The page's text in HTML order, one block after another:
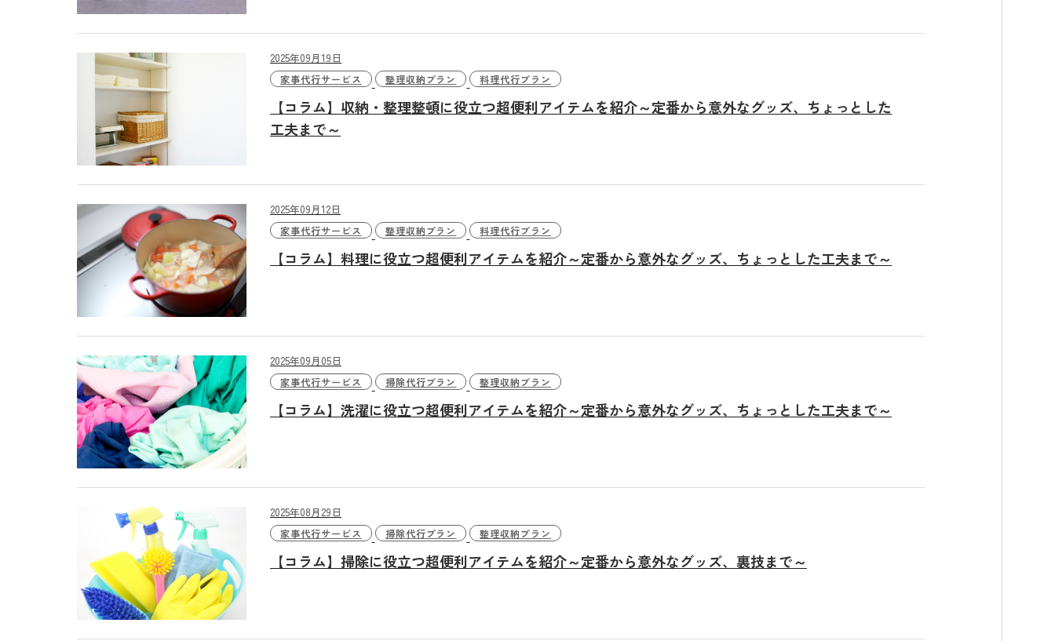
ハウスクリーニング
分別整理・大掃除
2025年09月19日
家事代行サービス 整理収納プラン 料理代行プラン
【コラム】収納・整理整頓に役立つ超便利アイテムを紹介～定番から意外なグッズ、ちょっとした
工夫まで～
2025年09月12日
家事代行サービス 整理収納プラン 料理代行プラン
【コラム】料理に役立つ超便利アイテムを紹介～定番から意外なグッズ、ちょっとした工夫まで～
2025年09月05日
家事代行サービス 掃除代行プラン 整理収納プラン
【コラム】洗濯に役立つ超便利アイテムを紹介～定番から意外なグッズ、ちょっとした工夫まで～
2025年08月29日
家事代行サービス 掃除代行プラン 整理収納プラン
【コラム】掃除に役立つ超便利アイテムを紹介～定番から意外なグッズ、裏技まで～